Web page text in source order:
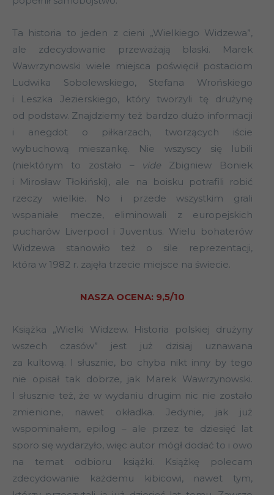
Ta historia to jeden z cieni „Wielkiego Widzewa”,
ale zdecydowanie przeważają blaski. Marek
Wawrzynowski wiele miejsca poświęcił postaciom
Ludwika Sobolewskiego, Stefana Wrońskiego
i Leszka Jezierskiego, który tworzyli tę drużynę
od podstaw. Znajdziemy też bardzo dużo informacji
i anegdot o piłkarzach, tworzących iście
wybuchową mieszankę. Nie wszyscy się lubili
(niektórym to zostało – vide Zbigniew Boniek
i Mirosław Tłokiński), ale na boisku potrafili robić
rzeczy wielkie. No i przede wszystkim grali
wspaniałe mecze, eliminowali z europejskich
pucharów Liverpool i Juventus. Wielu bohaterów
Widzewa stanowiło też o sile reprezentacji,
która w 1982 r. zajęła trzecie miejsce na świecie.
NASZA OCENA: 9,5/10
Książka „Wielki Widzew. Historia polskiej drużyny
wszech czasów” jest już dzisiaj uznawana
za kultową. I słusznie, bo chyba nikt inny by tego
nie opisał tak dobrze, jak Marek Wawrzynowski.
I słusznie też, że w wydaniu drugim nic nie zostało
zmienione, nawet okładka. Jedynie, jak już
wspominałem, epilog – ale przez te dziesięć lat
sporo się wydarzyło, więc autor mógł dodać to i owo
na temat odbioru książki. Książkę polecam
zdecydowanie każdemu kibicowi, nawet tym,